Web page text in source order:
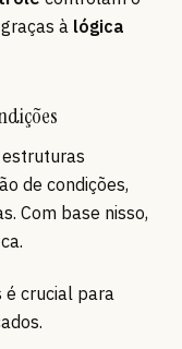
à lógica
de condições,
Com base nisso,
é crucial para